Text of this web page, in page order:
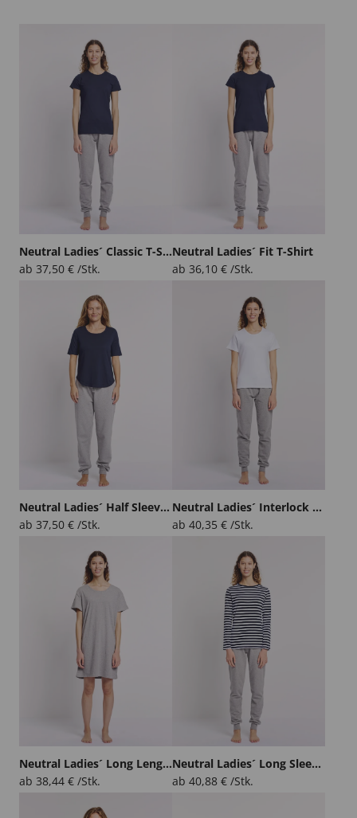
Neutral Ladies´ Classic T-Shirt
ab 37,50 € /Stk.
Neutral Ladies´ Fit T-Shirt
ab 36,10 € /Stk.
Neutral Ladies´ Half Sleeve T-Shirt
ab 37,50 € /Stk.
Neutral Ladies´ Interlock T-Shirt
ab 40,35 € /Stk.
Neutral Ladies´ Long Length T-Shirt
ab 38,44 € /Stk.
Neutral Ladies´ Long Sleeve T-Shirt
ab 40,88 € /Stk.